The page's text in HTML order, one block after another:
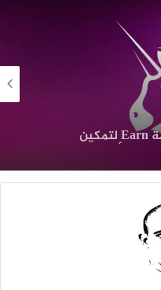
للبيتكوين: هل
على أصولهم